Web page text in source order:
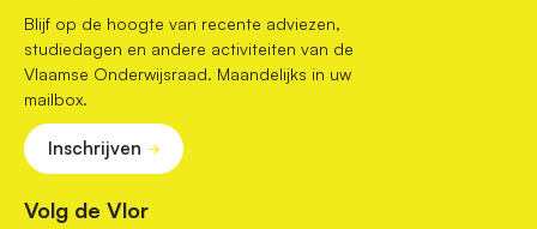
Blijf op de hoogte van recente adviezen,
studiedagen en andere activiteiten van de
Vlaamse Onderwijsraad. Maandelijks in uw
mailbox.
Inschrijven
Volg de Vlor